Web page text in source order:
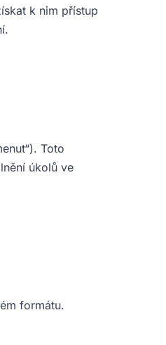
k nim přístup
Toto
úkolů ve
formátu.